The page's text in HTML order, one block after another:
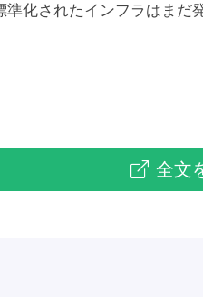
準化されたインフラはま
全文